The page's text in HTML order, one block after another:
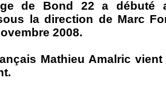
de Bond 22 a débuté
la direction de Marc
2008.
Mathieu Amalric